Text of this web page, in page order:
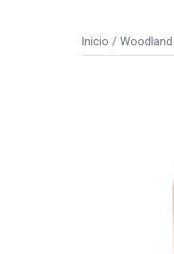
Inicio /